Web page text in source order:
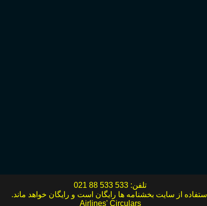
تلفن: 021 88 533 533
استفاده از سایت بخشنامه ها رایگان است و رایگان خواهد ماند.
Airlines' Circulars